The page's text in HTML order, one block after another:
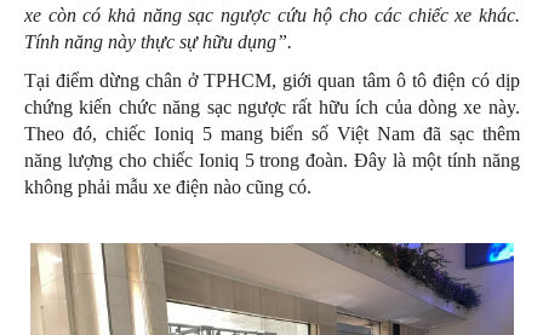
xe còn có khả năng sạc ngược cứu hộ cho các chiếc xe khác.
Tính năng này thực sự hữu dụng”.
Tại điểm dừng chân ở TPHCM, giới quan tâm ô tô điện có dịp
chứng kiến chức năng sạc ngược rất hữu ích của dòng xe này.
Theo đó, chiếc Ioniq 5 mang biển số Việt Nam đã sạc thêm
năng lượng cho chiếc Ioniq 5 trong đoàn. Đây là một tính năng
không phải mẫu xe điện nào cũng có.